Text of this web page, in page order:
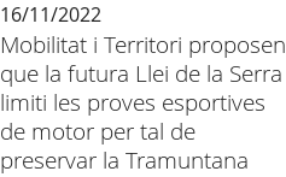
Mobilitat i Territori proposen
que la futura Llei de la Serra
limiti les proves esportives
de motor per tal de
preservar la Tramuntana
16/11/2022